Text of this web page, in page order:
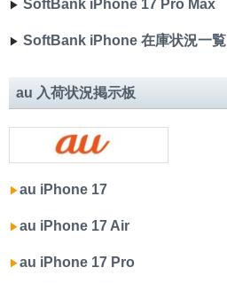
▶︎ SoftBank iPhone 17 Pro Max
▶︎ SoftBank iPhone 在庫状況一覧
au 入荷状況掲示板
▶︎au iPhone 17
▶︎au iPhone 17 Air
▶︎au iPhone 17 Pro